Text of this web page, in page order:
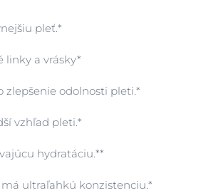
Eucerin Hyaluron-Filler + 3x
séra 5 % B5 ráno a večer ako prvý
o pleť. Jemne vmasírujte, kým
Filler + 3x Effect Denný
Vypĺňujúci nočný krém na
pleť.*
linky a vrásky*
zlepšenie odolnosti pleti.*
vzhľad pleti.*
hydratáciu.**
má ultraľahkú konzistenciu.*